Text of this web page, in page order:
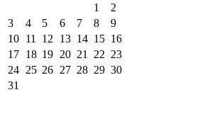
1
2
3
4 5 6 7 8
9
10 11 12 13 14 15 16
17 18 19 20 21 22 23
24 25 26 27 28 29 30
31